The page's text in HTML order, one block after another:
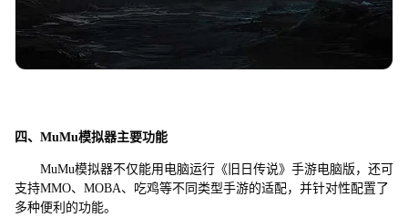
四、MuMu模拟器主要功能
MuMu模拟器不仅能用电脑运行《旧日传说》手游电脑版，还可
支持MMO、MOBA、吃鸡等不同类型手游的适配，并针对性配置了
多种便利的功能。